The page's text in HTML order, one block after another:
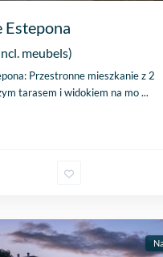
Estepona
meubels)
Przestronne mieszkanie z 2
tarasem i widokiem na mo...